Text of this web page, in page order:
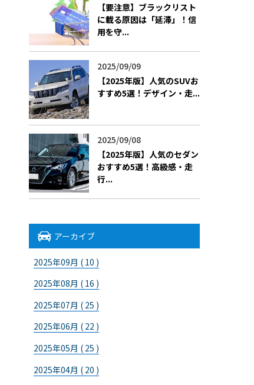
【要注意】ブラックリスト
に載る原因は「延滞」！信
用を守...
2025/09/09
【2025年版】人気のSUVお
すすめ5選！デザイン・走...
2025/09/08
【2025年版】人気のセダン
おすすめ5選！高級感・走
行...
アーカイブ
2025年09月 ( 10 )
2025年08月 ( 16 )
2025年07月 ( 25 )
2025年06月 ( 22 )
2025年05月 ( 25 )
2025年04月 ( 20 )